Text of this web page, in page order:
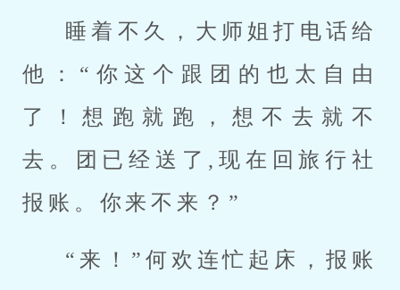
睡着不久，大师姐打电话给
他：“你这个跟团的也太自由
了！想跑就跑，想不去就不
去。团已经送了,现在回旅行社
报账。你来不来？”
“来！”何欢连忙起床，报账